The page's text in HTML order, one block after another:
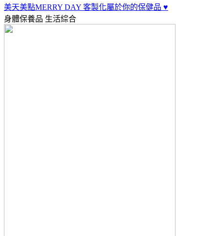
美天美點MERRY DAY 客製化屬於你的保健品 ♥️
身體保養品 生活綜合